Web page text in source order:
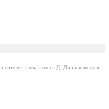
звука класса Д. Данная модель